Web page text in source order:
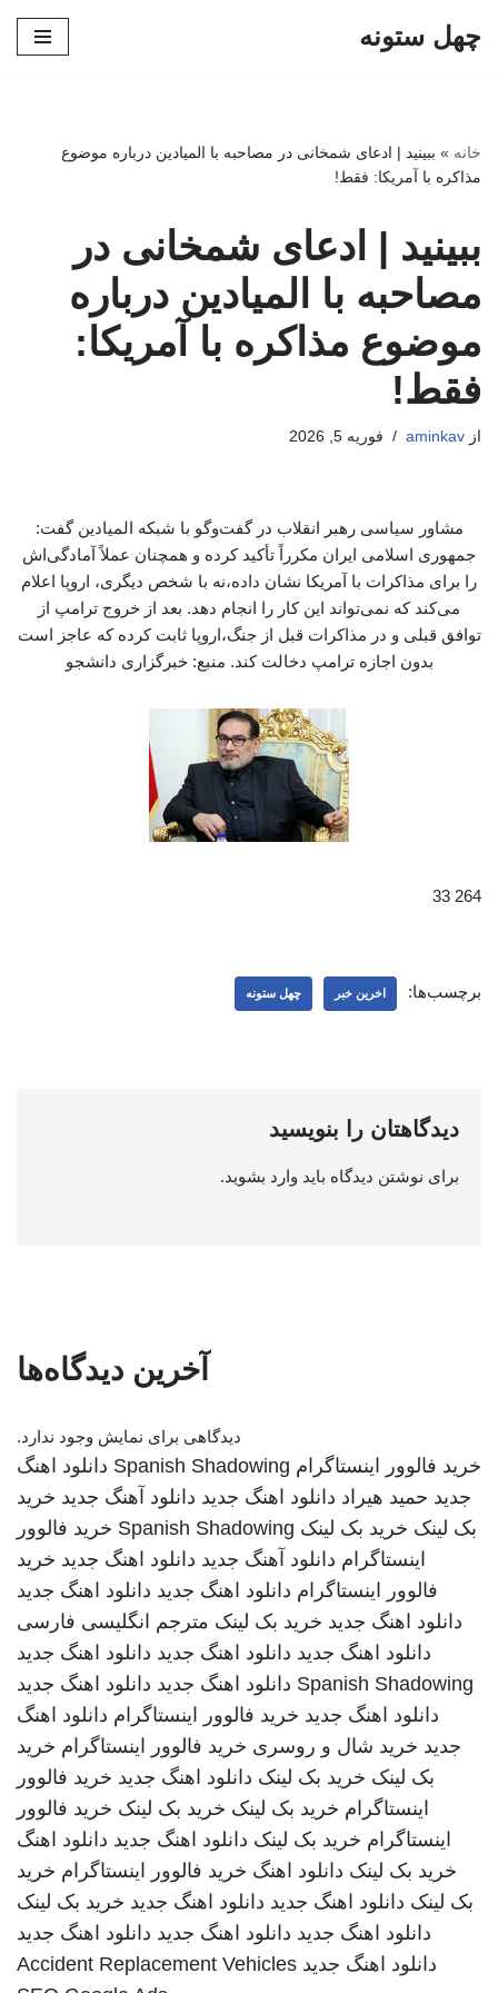
چهل ستونه
خانه » ببینید | ادعای شمخانی در مصاحبه با المیادین درباره موضوع
مذاکره با آمریکا: فقط!
ببینید | ادعای شمخانی در
مصاحبه با المیادین درباره
موضوع مذاکره با آمریکا:
فقط!
از aminkav فوریه 5, 2026
مشاور سیاسی رهبر انقلاب در گفت‌وگو با شبکه المیادین گفت:
جمهوری اسلامی ایران مکرراً تأکید کرده و همچنان عملاً آمادگی‌اش
را برای مذاکرات با آمریکا نشان داده،نه با شخص دیگری، اروپا اعلام
می‌کند که نمی‌تواند این کار را انجام دهد. بعد از خروج ترامپ از
توافق قبلی و در مذاکرات قبل از جنگ،اروپا ثابت کرده که عاجز است
بدون اجازه ترامپ دخالت کند. منبع: خبرگزاری دانشجو
264 33
برچسب‌ها: اخرین خبر چهل ستونه
دیدگاهتان را بنویسید
برای نوشتن دیدگاه باید وارد بشوید.
آخرین دیدگاه‌ها
دیدگاهی برای نمایش وجود ندارد.
خرید فالوور اینستاگرام Spanish Shadowing دانلود اهنگ
جدید حمید هیراد دانلود اهنگ جدید دانلود آهنگ جدید خرید
بک لینک خرید بک لینک Spanish Shadowing خرید فالوور
اینستاگرام دانلود آهنگ جدید دانلود اهنگ جدید خرید
فالوور اینستاگرام دانلود اهنگ جدید دانلود اهنگ جدید
دانلود اهنگ جدید خرید بک لینک مترجم انگلیسی فارسی
دانلود اهنگ جدید دانلود اهنگ جدید دانلود اهنگ جدید
Spanish Shadowing دانلود اهنگ جدید دانلود اهنگ جدید
دانلود اهنگ جدید خرید فالوور اینستاگرام دانلود اهنگ
جدید خرید شال و روسری خرید فالوور اینستاگرام خرید
بک لینک خرید بک لینک دانلود اهنگ جدید خرید فالوور
اینستاگرام خرید بک لینک خرید بک لینک خرید فالوور
اینستاگرام خرید بک لینک دانلود اهنگ جدید دانلود اهنگ
خرید بک لینک دانلود اهنگ خرید فالوور اینستاگرام خرید
بک لینک دانلود اهنگ جدید دانلود اهنگ جدید خرید بک لینک
دانلود اهنگ جدید دانلود اهنگ جدید دانلود اهنگ جدید
دانلود اهنگ جدید Accident Replacement Vehicles